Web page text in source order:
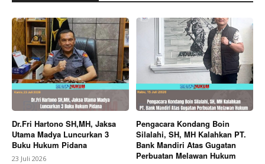
Dr.Fri Hartono SH,MH, Jaksa
Utama Madya Luncurkan 3
Buku Hukum Pidana
23 Juli 2026
Pengacara Kondang Boin
Silalahi, SH, MH Kalahkan PT.
Bank Mandiri Atas Gugatan
Perbuatan Melawan Hukum